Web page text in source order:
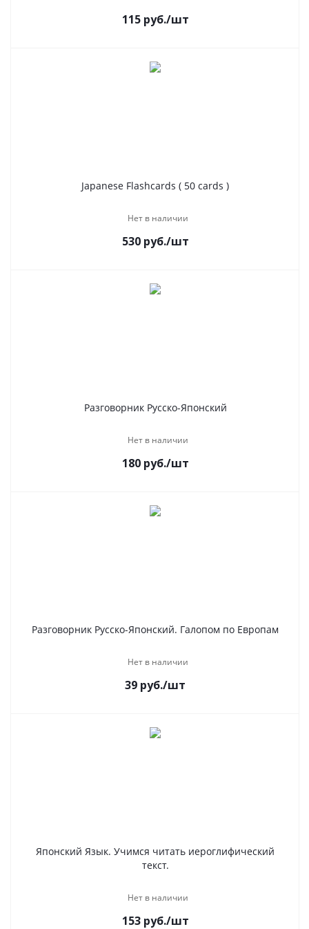
115руб./шт
Japanese Flashcards ( 50 cards )
Нет в наличии
530руб./шт
Разговорник Русско-Японский
Нет в наличии
180руб./шт
Разговорник Русско-Японский. Галопом по Европам
Нет в наличии
39 руб./шт
Японский Язык. Учимся читать иероглифический
текст.
Нет в наличии
153руб./шт